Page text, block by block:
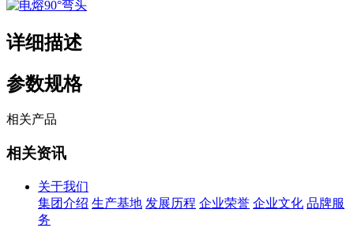
详细描述
参数规格
相关产品
相关资讯
关于我们
集团介绍 生产基地 发展历程 企业荣誉 企业文化 品牌服
务